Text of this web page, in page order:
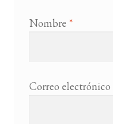
Nombre *
Correo electrónico